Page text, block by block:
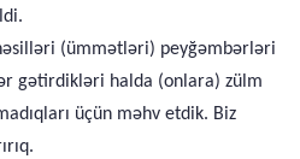
(ümmətləri) peyğəmbərləri
gətirdikləri halda (onlara) zülm
üçün məhv etdik. Biz